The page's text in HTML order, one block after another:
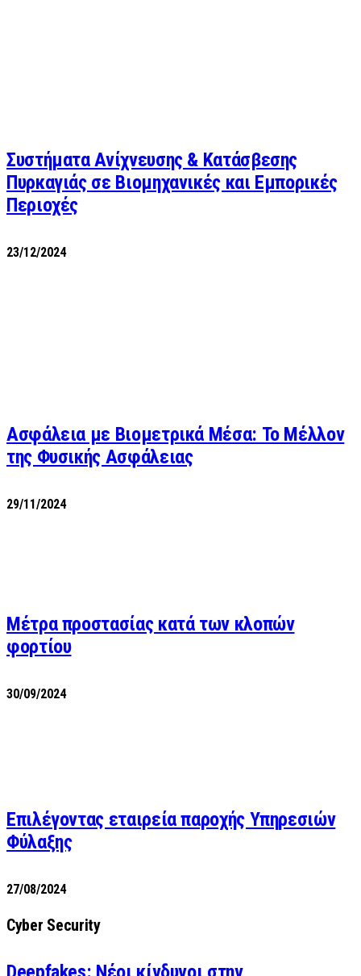
Συστήματα Ανίχνευσης & Κατάσβεσης
Πυρκαγιάς σε Βιομηχανικές και Εμπορικές
Περιοχές
23/12/2024
Ασφάλεια με Βιομετρικά Μέσα: Το Μέλλον
της Φυσικής Ασφάλειας
29/11/2024
Μέτρα προστασίας κατά των κλοπών
φορτίου
30/09/2024
Επιλέγοντας εταιρεία παροχής Υπηρεσιών
Φύλαξης
27/08/2024
Cyber Security